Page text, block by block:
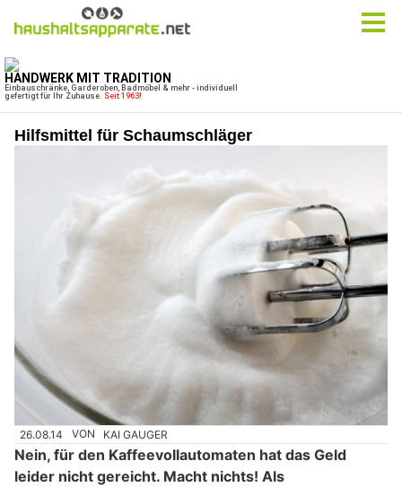
Hilfsmittel für Schaumschläger
26.08.14 VON KAI GAUGER
Nein, für den Kaffeevollautomaten hat das Geld
leider nicht gereicht. Macht nichts! Als